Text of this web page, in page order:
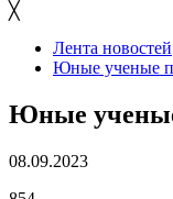
╳
Лента новостей
Юные ученые
Юные ученые
08.09.2023